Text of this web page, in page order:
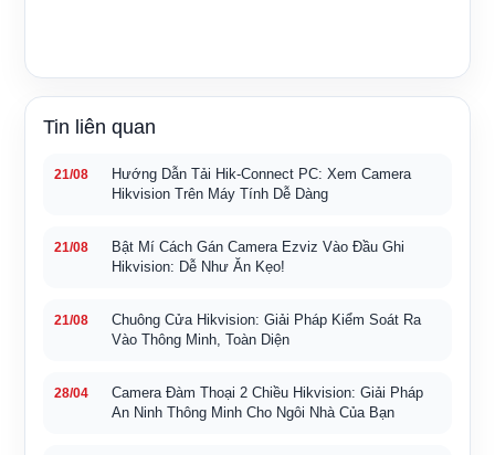
Tin liên quan
21/08
Hướng Dẫn Tải Hik-Connect PC: Xem Camera
Hikvision Trên Máy Tính Dễ Dàng
21/08
Bật Mí Cách Gán Camera Ezviz Vào Đầu Ghi
Hikvision: Dễ Như Ăn Kẹo!
21/08
Chuông Cửa Hikvision: Giải Pháp Kiểm Soát Ra
Vào Thông Minh, Toàn Diện
28/04
Camera Đàm Thoại 2 Chiều Hikvision: Giải Pháp
An Ninh Thông Minh Cho Ngôi Nhà Của Bạn